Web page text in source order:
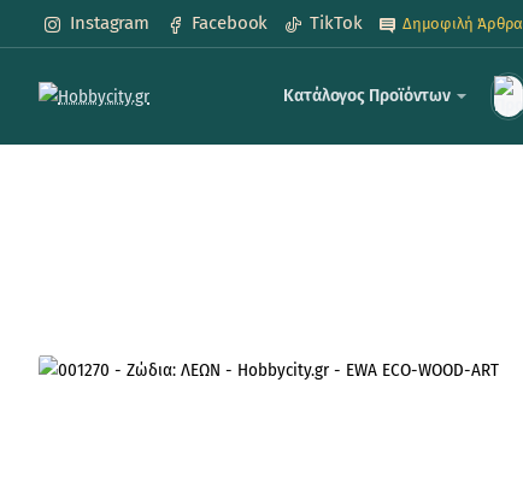
Instagram Facebook TikTok Δημοφιλή Άρθρα
Κατάλογος Προϊόντων